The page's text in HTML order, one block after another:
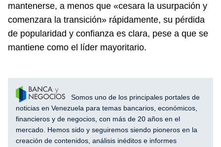
mantenerse, a menos que «cesara la usurpación y
comenzara la transición» rápidamente, su pérdida
de popularidad y confianza es clara, pese a que se
mantiene como el líder mayoritario.
Somos uno de los principales portales de
noticias en Venezuela para temas bancarios, económicos,
financieros y de negocios, con más de 20 años en el
mercado. Hemos sido y seguiremos siendo pioneros en la
creación de contenidos, análisis inéditos e informes